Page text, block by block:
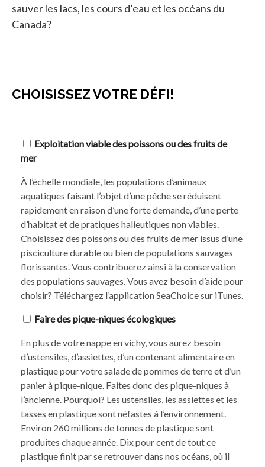
sauver les lacs, les cours d’eau et les océans du
Canada?
CHOISISSEZ VOTRE DÉFI!
Exploitation viable des poissons ou des fruits de
mer
À l’échelle mondiale, les populations d’animaux
aquatiques faisant l’objet d’une pêche se réduisent
rapidement en raison d’une forte demande, d’une perte
d’habitat et de pratiques halieutiques non viables.
Choisissez des poissons ou des fruits de mer issus d’une
pisciculture durable ou bien de populations sauvages
florissantes. Vous contribuerez ainsi à la conservation
des populations sauvages. Vous avez besoin d’aide pour
choisir? Téléchargez l’application SeaChoice sur iTunes.
Faire des pique-niques écologiques
En plus de votre nappe en vichy, vous aurez besoin
d’ustensiles, d’assiettes, d’un contenant alimentaire en
plastique pour votre salade de pommes de terre et d’un
panier à pique-nique. Faites donc des pique-niques à
l’ancienne. Pourquoi? Les ustensiles, les assiettes et les
tasses en plastique sont néfastes à l’environnement.
Environ 260 millions de tonnes de plastique sont
produites chaque année. Dix pour cent de tout ce
plastique finit par se retrouver dans nos océans, où il